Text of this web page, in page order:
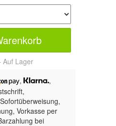
Auf Lager
,
,
Vorkasse per
bei